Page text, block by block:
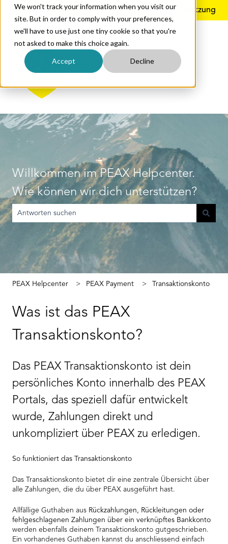
We won't track your information when you visit our
site. But in order to comply with your preferences,
we'll have to use just one tiny cookie so that you're
not asked to make this choice again.
Accept Decline
DeutschUntermenü für Übersetzungen anzeigen
Mehr Unterstützung
Willkommen im PEAX Helpcenter.
Wie können wir dich unterstützen?
Es gibt keine Vorschläge, da das Suchfeld leer ist.
PEAX Helpcenter PEAX Payment Transaktionskonto
Was ist das PEAX
Transaktionskonto?
Das PEAX Transaktionskonto ist dein
persönliches Konto innerhalb des PEAX
Portals, das speziell dafür entwickelt
wurde, Zahlungen direkt und
unkompliziert über PEAX zu erledigen.
So funktioniert das Transaktionskonto
Das Transaktionskonto bietet dir eine zentrale Übersicht über
alle Zahlungen, die du über PEAX ausgeführt hast.
Allfällige Guthaben aus Rückzahlungen, Rückleitungen oder
fehlgeschlagenen Zahlungen über ein verknüpftes Bankkonto
werden ebenfalls deinem Transaktionskonto gutgeschrieben.
Ein vorhandenes Guthaben kannst du anschliessend einfach